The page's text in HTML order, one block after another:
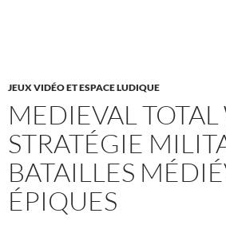
JEUX VIDÉO ET ESPACE LUDIQUE
MEDIEVAL TOTAL
STRATÉGIE
BATAILLES
ÉPIQUES